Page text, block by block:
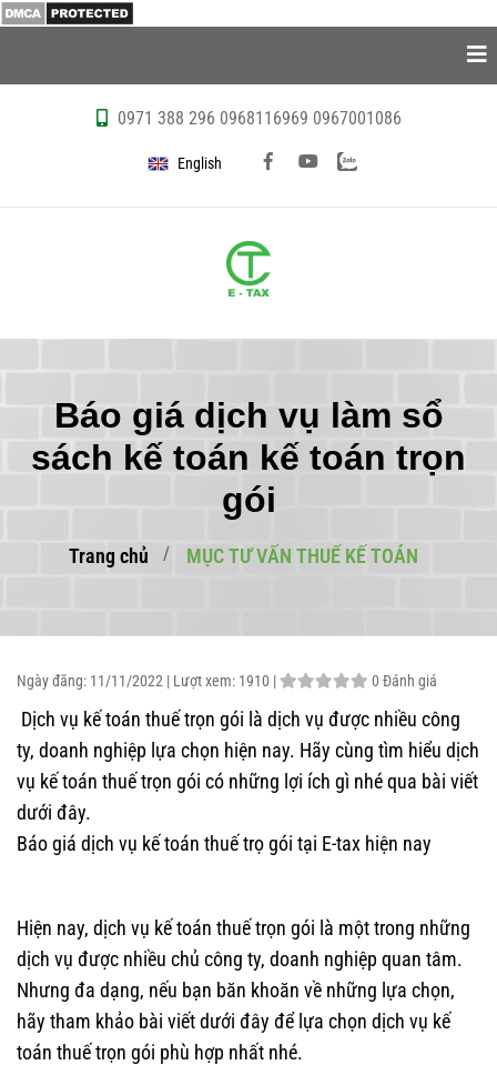
Báo giá dịch vụ làm sổ
sách kế toán kế toán trọn
gói
Trang chủ MỤC TƯ VẤN THUẾ KẾ TOÁN
Ngày đăng: 11/11/2022 | Lượt xem: 1910 | 0 Đánh giá
Dịch vụ kế toán thuế trọn gói là dịch vụ được nhiều công
ty, doanh nghiệp lựa chọn hiện nay. Hãy cùng tìm hiểu dịch
vụ kế toán thuế trọn gói có những lợi ích gì nhé qua bài viết
dưới đây.
Báo giá dịch vụ kế toán thuế trọ gói tại E-tax hiện nay
Hiện nay, dịch vụ kế toán thuế trọn gói là một trong những
dịch vụ được nhiều chủ công ty, doanh nghiệp quan tâm.
Nhưng đa dạng, nếu bạn băn khoăn về những lựa chọn,
hãy tham khảo bài viết dưới đây để lựa chọn dịch vụ kế
toán thuế trọn gói phù hợp nhất nhé.
0971 388 296 0968116969 0967001086
English